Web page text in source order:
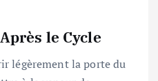
le Cycle
légèrement la porte du